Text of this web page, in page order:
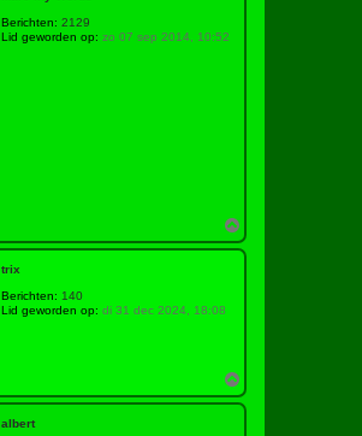
Berichten: 2129
Lid geworden op: zo 07 sep 2014, 10:52
m
h
trix
Berichten: 140
Lid geworden op: di 31 dec 2024, 18:08
m
h
albert